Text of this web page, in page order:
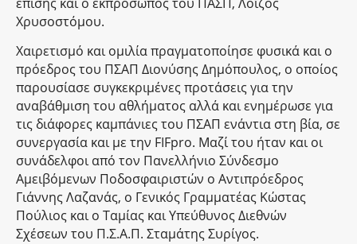
Χρυσοστόμου.
Χαιρετισμό και ομιλία πραγματοποίησε φυσικά και ο
πρόεδρος του ΠΣΑΠ Διονύσης Δημόπουλος, ο οποίος
παρουσίασε συγκεκριμένες προτάσεις για την
αναβάθμιση του αθλήματος αλλά και ενημέρωσε για
τις διάφορες καμπάνιες του ΠΣΑΠ ενάντια στη βία, σε
συνεργασία και με την FIFpro. Μαζί του ήταν και οι
συνάδελφοι από τον Πανελλήνιο Σύνδεσμο
Αμειβόμενων Ποδοσφαιριστών ο Αντιπρόεδρος
Γιάννης Λαζανάς, ο Γενικός Γραμματέας Κώστας
Πούλιος και ο Ταμίας και Υπεύθυνος Διεθνών
Σχέσεων του Π.Σ.Α.Π. Σταμάτης Συρίγος.